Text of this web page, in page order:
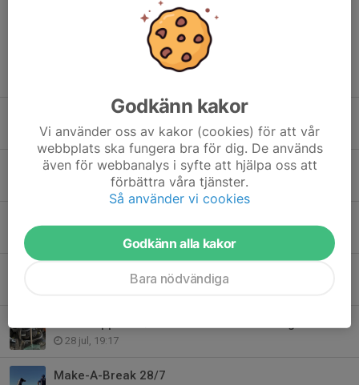
Lyckad JRF-dag, i år igen!
Igår, 18:24
JRF-dagen med Prova-på!
6 aug, 23:35
Tjejskytte kula måndag 3/8
28 jul, 19:17
Make-A-Break 28/7
Godkänn kakor
Vi använder oss av kakor (cookies) för att vår
webbplats ska fungera bra för dig. De används
även för webbanalys i syfte att hjälpa oss att
förbättra våra tjänster.
Så använder vi cookies
Godkänn alla kakor
Bara nödvändiga